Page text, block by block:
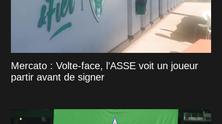
Mercato : Volte-face, l’ASSE voit un joueur
partir avant de signer